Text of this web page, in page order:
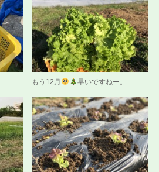
もう12月 早いですねー。…